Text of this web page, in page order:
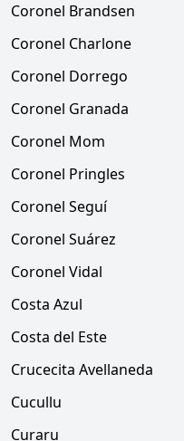
Coronel Brandsen
Coronel Charlone
Coronel Dorrego
Coronel Granada
Coronel Mom
Coronel Pringles
Coronel Seguí
Coronel Suárez
Coronel Vidal
Costa Azul
Costa del Este
Crucecita Avellaneda
Cucullu
Curaru